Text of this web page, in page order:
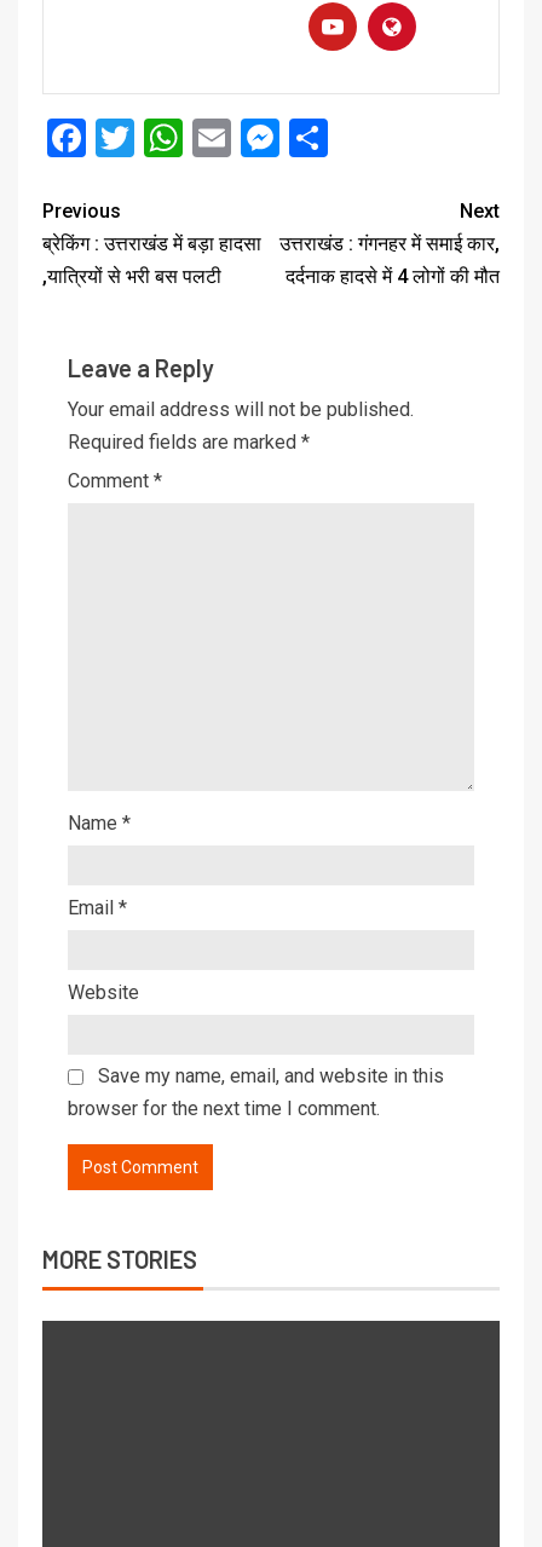
Facebook
Twitter
WhatsApp
EmailMessenger
Previous
ब्रेकिंग : उत्तराखंड में बड़ा हादसा
,यात्रियों से भरी बस पलटी
Next
उत्तराखंड : गंगनहर में समाई कार,
दर्दनाक हादसे में 4 लोगों की मौत
Leave a Reply
Your email address will not be published.
Required fields are marked *
Comment *
Name *
Email *
Website
Save my name, email, and website in this
browser for the next time I comment.
MORE STORIES